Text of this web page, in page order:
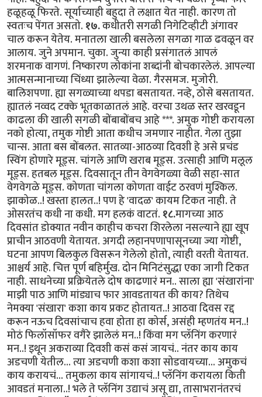
हळूहळू फिरते. सूर्याच्याही बहुदा ते लक्षात येत नाही. कारण तो
स्वतःच पेंगत असतो.१७.कधीतरी सगळी निगेटिव्हीटी अंगावर
चाल करून येतेय. मनातला खाली बसलेला सगळा गाळ ढवळून वर
आलाय. जुने अपमान. चुका. जुन्या काही प्रसंगातलं आपलं
शरमनाक वागणं. निष्कारण लोकांना शब्दांनी बोचकारलेलं. आपल्या
आत्मसन्मानाच्या चिंध्या झालेल्या वेळा. गैरसमज. मुजोरी.
बालिशपणा. ह्या सगळ्याच्या थपडा बसतायत. नव्हे, ठोसे बसतायत.
ह्यातलं नव्वद टक्के भूतकाळातलं आहे. वरचा उथळ स्तर खरवडून
काढला की खाली सगळी बोंबाबोंबच आहे ***. अमुक गोष्टी करायला
नको होत्या, तमुक गोष्टी आता कधीच जमणार नाहीत. गेला तुझा
चान्स. आता बस बोंबलत. सातव्या-आठव्या दिवशी हे असे प्रचंड
स्विंग होणारे मूड्स. चांगले आणि खराब मूड्स. उत्साही आणि मलूल
मूड्स. हतबल मूड्स. दिवसातून तीन वेगवेगळ्या वेळी सहा-सात
वेगवेगळे मूड्स. कोणता चांगला कोणता वाईट ठरवणं मुश्किल.
झाकोळ..! खस्ता हालत..! पण हे 'वादळ' कायम टिकत नाही. ते
ओसरतंच कधी ना कधी. मग हलकं वाटतं.१८.मागच्या आठ
दिवसांत डोक्यात नवीन काहीच कचरा शिरलेला नसल्याने ह्या खूप
प्राचीन आठवणी येतायत. अगदी लहानपणापासूनच्या ज्या गोष्टी,
घटना आपण बिलकुल विसरून गेलेलो होतो, त्याही वरती येतायत.
आश्चर्य आहे. चित्त पूर्ण बहिर्मुख. दोन मिनिटंसुद्धा एका जागी टिकत
नाही. साधनेच्या प्रक्रियेतले दोष काढणारं मन.. साला ह्या 'संखारांना'
माझी पाठ आणि मांड्याच फार आवडतायत की काय? तिथेच
नेमक्या 'संखारा' कशा काय प्रकट होतायत.‌.! आठवा दिवस रद्द
करून नऊच दिवसांचाच हवा होता हा कोर्स, असंही म्हणतंय मन..!
मोठं फिलॉसॉफर वगैरे झालेलं मन..! किंवा मग प्लॅनिंग करणारं
मन..! इथून अकराव्या दिवशी कसं कसं जायचं.. नंतर काय काय
अडचणी येतील... त्या अडचणी कशा कशा सोडवायच्या... अमुकचं
काय करायचं... तमुकला काय सांगायचं..! प्लॅनिंग करायला किती
आवडतं मनाला..! भले ते प्लॅनिंग उद्याचं असू द्या, तासाभरानंतरचं